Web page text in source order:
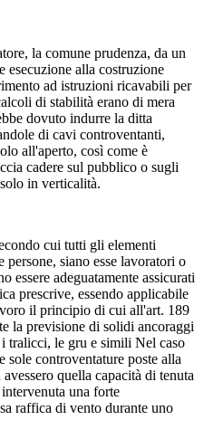
la comune prudenza, da un
esecuzione alla costruzione
ad istruzioni ricavabili per
di stabilità erano di mera
dovuto indurre la ditta
di cavi controventanti,
all'aperto, così come è
cadere sul pubblico o sugli
in verticalità.
cui tutti gli elementi
siano esse lavoratori o
essere adeguatamente assicurati
prescrive, essendo applicabile
il principio di cui all'art. 189
la previsione di solidi ancoraggi
tralicci, le gru e simili Nel caso
sole controventature poste alla
quella capacità di tenuta
una forte
raffica di vento durante uno